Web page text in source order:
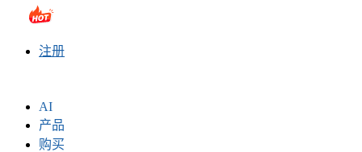
sales@e-iceblue.com
注册
AI
产品
购买